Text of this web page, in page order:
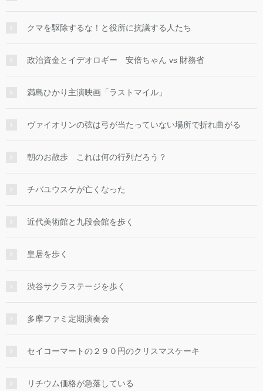
クマを駆除するな！と役所に抗議する人たち
政治資金とイデオロギー 安倍ちゃん vs 財務省
満島ひかり主演映画「ラストマイル」
ヴァイオリンの弦は弓が当たっていない場所で折れ曲がる
朝のお散歩 これは何の行列だろう？
チバユウスケが亡くなった
近代美術館と九段会館を歩く
皇居を歩く
渋谷サクラステージを歩く
多摩ファミ定期演奏会
セイコーマートの２９０円のクリスマスケーキ
リチウム価格が急落している